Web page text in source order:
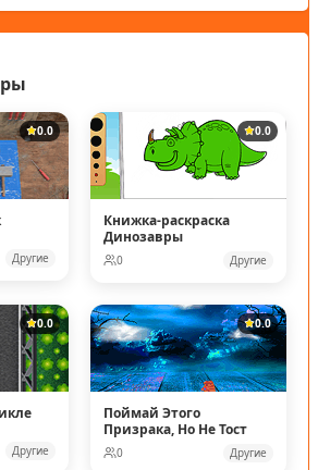
0.0
Другие
0.0
Книжка-раскраска
Динозавры
0 Другие
0.0
Другие
0.0
Поймай Этого
Призрака, Но Не Тост
0 Другие